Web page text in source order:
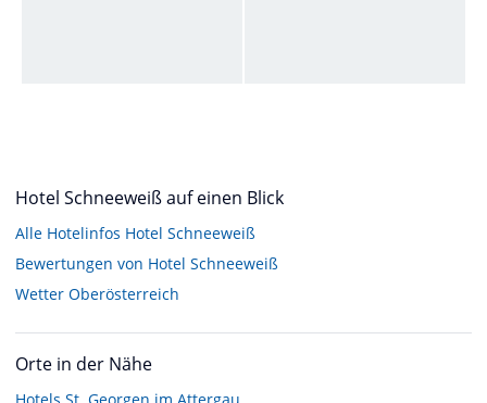
Hotel Schneeweiß auf einen Blick
Alle Hotelinfos Hotel Schneeweiß
Bewertungen von Hotel Schneeweiß
Wetter Oberösterreich
Orte in der Nähe